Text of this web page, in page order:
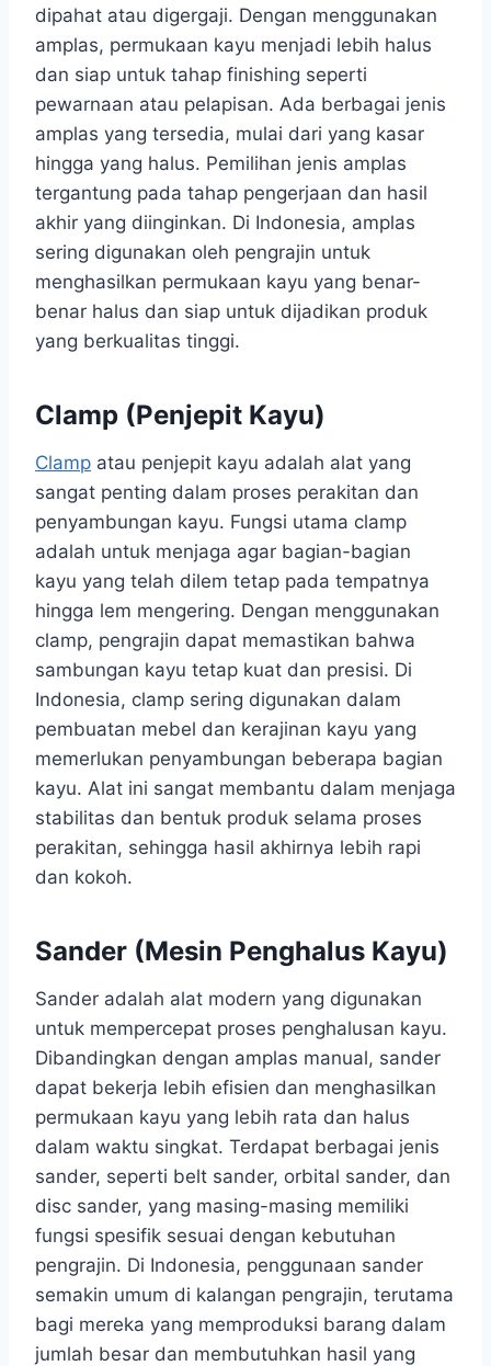
dipahat atau digergaji. Dengan menggunakan
amplas, permukaan kayu menjadi lebih halus
dan siap untuk tahap finishing seperti
pewarnaan atau pelapisan. Ada berbagai jenis
amplas yang tersedia, mulai dari yang kasar
hingga yang halus. Pemilihan jenis amplas
tergantung pada tahap pengerjaan dan hasil
akhir yang diinginkan. Di Indonesia, amplas
sering digunakan oleh pengrajin untuk
menghasilkan permukaan kayu yang benar-
benar halus dan siap untuk dijadikan produk
yang berkualitas tinggi.
Clamp (Penjepit Kayu)
Clamp atau penjepit kayu adalah alat yang
sangat penting dalam proses perakitan dan
penyambungan kayu. Fungsi utama clamp
adalah untuk menjaga agar bagian-bagian
kayu yang telah dilem tetap pada tempatnya
hingga lem mengering. Dengan menggunakan
clamp, pengrajin dapat memastikan bahwa
sambungan kayu tetap kuat dan presisi. Di
Indonesia, clamp sering digunakan dalam
pembuatan mebel dan kerajinan kayu yang
memerlukan penyambungan beberapa bagian
kayu. Alat ini sangat membantu dalam menjaga
stabilitas dan bentuk produk selama proses
perakitan, sehingga hasil akhirnya lebih rapi
dan kokoh.
Sander (Mesin Penghalus Kayu)
Sander adalah alat modern yang digunakan
untuk mempercepat proses penghalusan kayu.
Dibandingkan dengan amplas manual, sander
dapat bekerja lebih efisien dan menghasilkan
permukaan kayu yang lebih rata dan halus
dalam waktu singkat. Terdapat berbagai jenis
sander, seperti belt sander, orbital sander, dan
disc sander, yang masing-masing memiliki
fungsi spesifik sesuai dengan kebutuhan
pengrajin. Di Indonesia, penggunaan sander
semakin umum di kalangan pengrajin, terutama
bagi mereka yang memproduksi barang dalam
jumlah besar dan membutuhkan hasil yang